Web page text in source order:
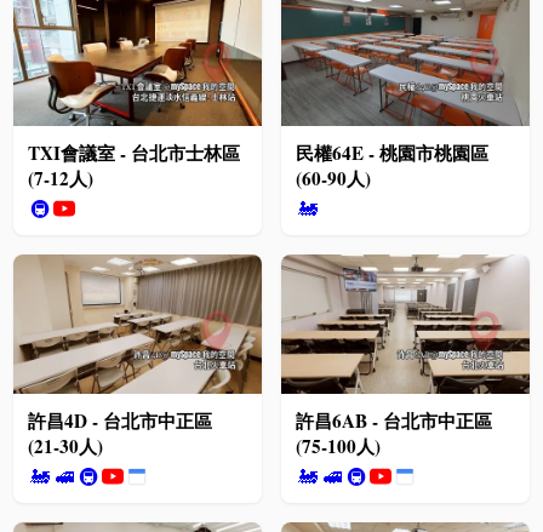
TXI會議室 - 台北市士林區
(7-12人)
🚇
民權64E - 桃園市桃園區
(60-90人)
🚂
許昌4D - 台北市中正區
(21-30人)
🚂 🚅 🚇
許昌6AB - 台北市中正區
(75-100人)
🚂 🚅🚇